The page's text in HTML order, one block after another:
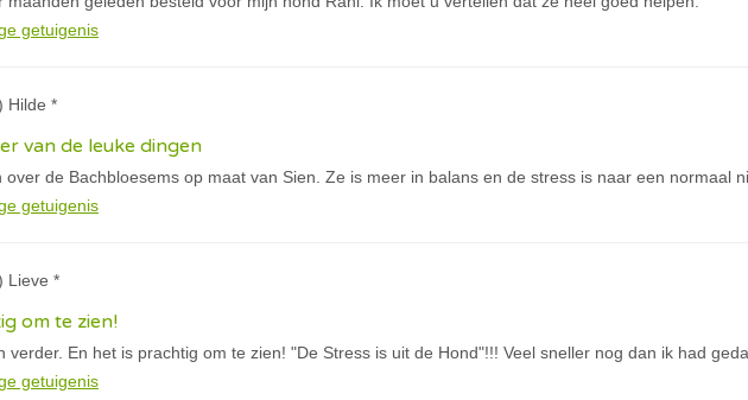
getuigenis
Hilde *
van de leuke dingen
over de Bachbloesems op maat van Sien. Ze is meer in balans en de stress is naar een normaal
getuigenis
Lieve *
om te zien!
verder. En het is prachtig om te zien! "De Stress is uit de Hond"!!! Veel sneller nog dan ik had
getuigenis